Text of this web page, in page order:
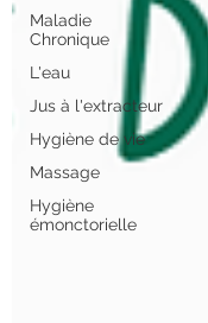
Maladie
Chronique
L'eau
Jus à l'extracteur
Hygiène de vie
Massage
Hygiène
émonctorielle